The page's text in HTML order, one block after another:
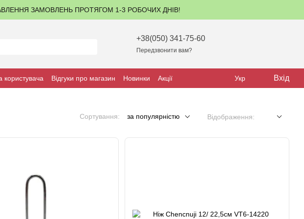
ЗАМОВЛЕНЬ ПРОТЯГОМ 1-3 РОБОЧИХ ДНІВ!
+38(050) 341-75-60
Передзвонити вам?
користувача Відгуки про магазин Новинки Акції Укр Вхід
Сортування: за популярністю Відображення: